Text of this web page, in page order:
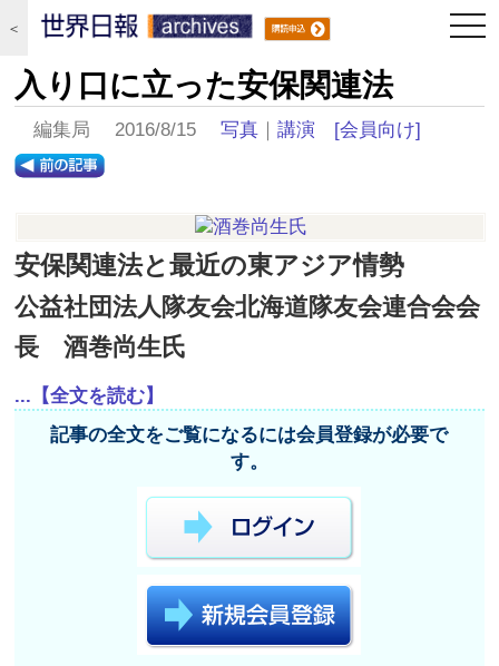
＜
入り口に立った安保関連法
編集局 2016/8/15写真 ｜講演 [会員向け]
安保関連法と最近の東アジア情勢
公益社団法人隊友会北海道隊友会連合会会
長 酒巻尚生氏
...【全文を読む】
記事の全文をご覧になるには会員登録が必要で
す。